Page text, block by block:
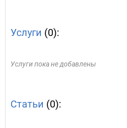
Услуги (0):
Услуги пока не добавлены
Статьи (0):